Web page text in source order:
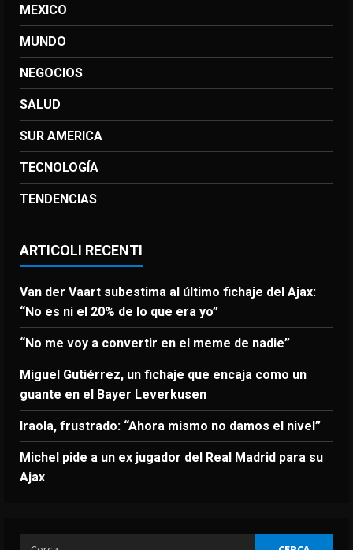
MEXICO
MUNDO
NEGOCIOS
SALUD
SUR AMERICA
TECNOLOGÍA
TENDENCIAS
ARTICOLI RECENTI
Van der Vaart subestima al último fichaje del Ajax:
“No es ni el 20% de lo que era yo”
“No me voy a convertir en el meme de nadie”
Miguel Gutiérrez, un fichaje que encaja como un
guante en el Bayer Leverkusen
Iraola, frustrado: “Ahora mismo no damos el nivel”
Michel pide a un ex jugador del Real Madrid para su
Ajax
Ricerca